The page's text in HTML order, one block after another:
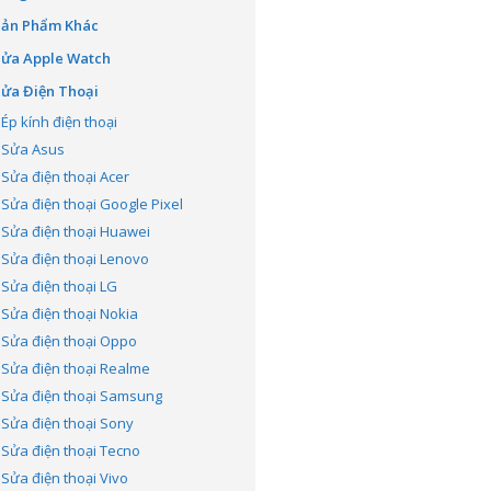
Phẩm Khác
Apple Watch
Điện Thoại
Ép kính điện thoại
Sửa Asus
Sửa điện thoại Acer
Sửa điện thoại Google Pixel
Sửa điện thoại Huawei
Sửa điện thoại Lenovo
Sửa điện thoại LG
Sửa điện thoại Nokia
Sửa điện thoại Oppo
Sửa điện thoại Realme
Sửa điện thoại Samsung
Sửa điện thoại Sony
Sửa điện thoại Tecno
Sửa điện thoại Vivo